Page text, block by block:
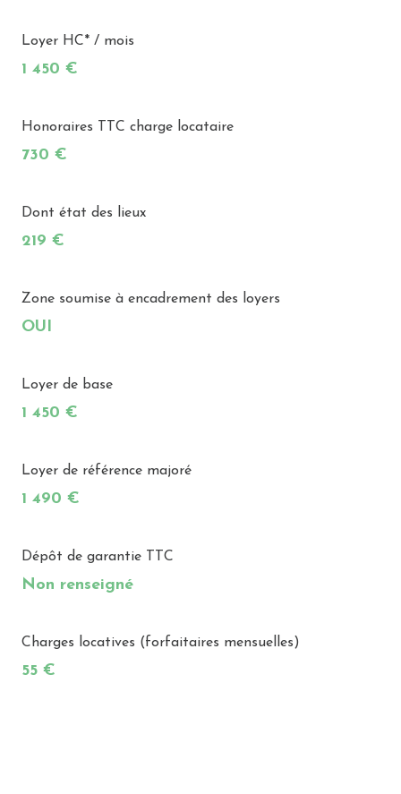
Loyer HC* / mois
1 450 €
Honoraires TTC charge locataire
730 €
Dont état des lieux
219 €
Zone soumise à encadrement des loyers
OUI
Loyer de base
1 450 €
Loyer de référence majoré
1 490 €
Dépôt de garantie TTC
Non renseigné
Charges locatives (forfaitaires mensuelles)
55 €